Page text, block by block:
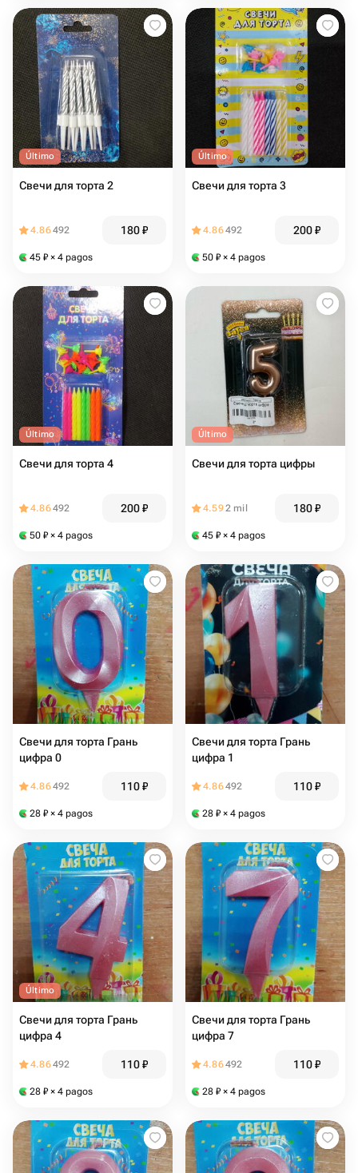
Último
Свечи для торта 2
4.86492 180₽
45 ₽ × 4 pagos
Último
Свечи для торта 3
4.86492 200₽
50 ₽ × 4 pagos
Último
Свечи для торта 4
4.86492 200₽
50 ₽ × 4 pagos
Último
Свечи для торта цифры
4.592 mil 180₽
45 ₽ × 4 pagos
Свечи для торта Грань
цифра 0
4.86492 110₽
28 ₽ × 4 pagos
Свечи для торта Грань
цифра 1
4.86492 110₽
28 ₽ × 4 pagos
Último
Свечи для торта Грань
цифра 4
4.86492 110₽
28 ₽ × 4 pagos
Свечи для торта Грань
цифра 7
4.86492 110₽
28 ₽ × 4 pagos